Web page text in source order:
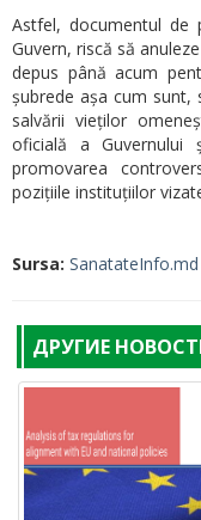
Astfel, documentul de
Guvern, riscă să
depus până acum
șubrede așa cum sunt,
salvării vieților
oficială a Guvernului
promovarea
pozițiile instituțiilor
Sursa: SanatateInfo.md
ДРУГИЕ